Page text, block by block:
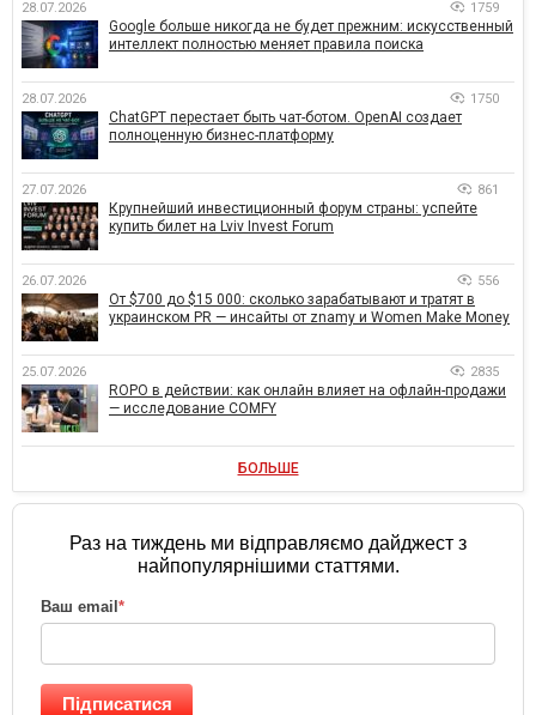
28.07.2026 1759
Google больше никогда не будет прежним: искусственный
интеллект полностью меняет правила поиска
28.07.2026 1750
ChatGPT перестает быть чат-ботом. OpenAI создает
полноценную бизнес-платформу
27.07.2026 861
Крупнейший инвестиционный форум страны: успейте
купить билет на Lviv Invest Forum
26.07.2026 556
От $700 до $15 000: сколько зарабатывают и тратят в
украинском PR — инсайты от znamy и Women Make Money
25.07.2026 2835
ROPO в действии: как онлайн влияет на офлайн-продажи
— исследование COMFY
БОЛЬШЕ
Раз на тиждень ми відправляємо дайджест з
найпопулярнішими статтями.
Ваш email*
Підписатися